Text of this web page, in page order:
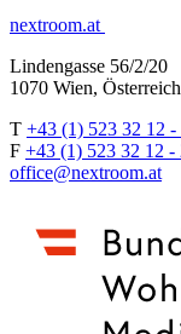
nextroom.at
Lindengasse 56/2/20
1070 Wien, Österreich
T +43 (1) 523 32 12 -
F +43 (1) 523 32 12 -
office@nextroom.at